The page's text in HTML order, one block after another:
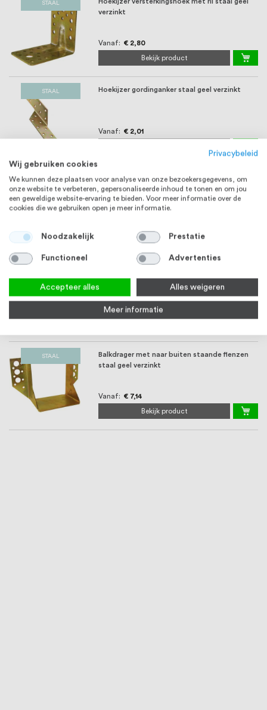
STAAL
verzinkt
Vanaf € 2,80
Bekijk product
STAAL Hoekijzer gordinganker staal geel verzinkt
Vanaf € 2,01
STAAL Muursteun staal geel verzinkt
Bekijk product
Balkdrager met naar binnen staande flenzen
staal geel verzinkt
Vanaf € 7,34
STAAL
Balkdrager met naar buiten staande flenzen
staal geel verzinkt
Vanaf € 7,14
Bekijk product
Privacybeleid
Wij gebruiken cookies
We kunnen deze plaatsen voor analyse van onze bezoekersgegevens, om
onze website te verbeteren, gepersonaliseerde inhoud te tonen en om jou
een geweldige website-ervaring te bieden. Voor meer informatie over de
cookies die we gebruiken open je meer informatie.
Noodzakelijk Prestatie
Functioneel Advertenties
Accepteer alles Alles weigeren
Meer informatie